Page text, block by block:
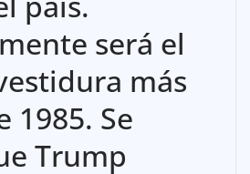
será el
más
1985. Se
Trump